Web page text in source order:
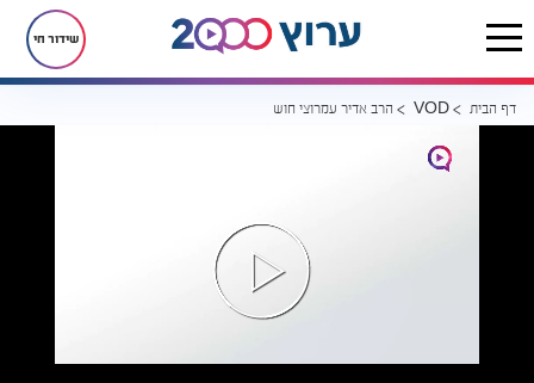
שידור חי
דף הבית VOD הרב אדיר עמרוצי חושף: "הרב אורי זוהר לא ישן על מיטה 40 שנה!"